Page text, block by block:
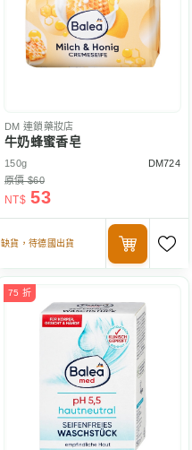
DM 連鎖藥妝店
牛奶蜂蜜香皂
150g
DM724
原價 $60
NT$ 53
缺貨，待德國出貨
75 折